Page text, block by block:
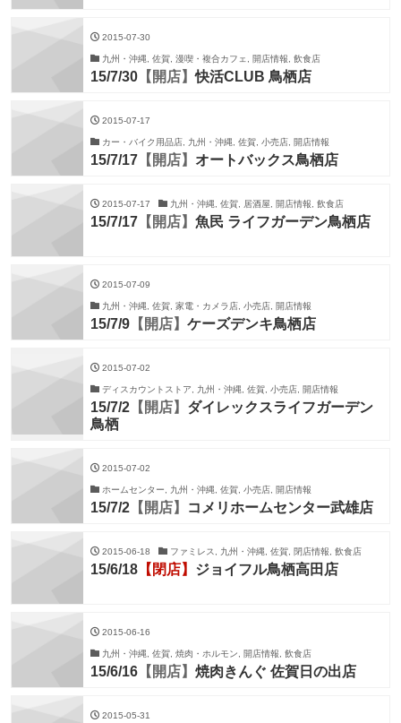
2015-07-30
九州・沖縄, 佐賀, 漫喫・複合カフェ, 開店情報, 飲食店
15/7/30 【開店】快活CLUB 鳥栖店
2015-07-17
カー・バイク用品店, 九州・沖縄, 佐賀, 小売店, 開店情報
15/7/17 【開店】 オートバックス鳥栖店
2015-07-17 九州・沖縄, 佐賀, 居酒屋, 開店情報, 飲食店
15/7/17 【開店】 魚民 ライフガーデン鳥栖店
2015-07-09
九州・沖縄, 佐賀, 家電・カメラ店, 小売店, 開店情報
15/7/9 【開店】 ケーズデンキ鳥栖店
2015-07-02
ディスカウントストア, 九州・沖縄, 佐賀, 小売店, 開店情報
15/7/2 【開店】 ダイレックスライフガーデン
鳥栖
2015-07-02
ホームセンター, 九州・沖縄, 佐賀, 小売店, 開店情報
15/7/2 【開店】 コメリホームセンター武雄店
2015-06-18 ファミレス, 九州・沖縄, 佐賀, 閉店情報, 飲食店
15/6/18 【閉店】 ジョイフル鳥栖高田店
2015-06-16
九州・沖縄, 佐賀, 焼肉・ホルモン, 開店情報, 飲食店
15/6/16 【開店】 焼肉きんぐ 佐賀日の出店
2015-05-31